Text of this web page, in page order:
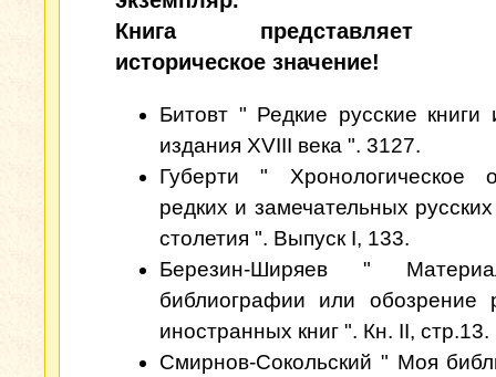
Книга представляет
историческое значение!
Битовт " Редкие русские книги
издания XVIII века ". 3127.
Губерти " Хронологическое
редких и замечательных
столетия ". Выпуск I, 133.
Березин-Ширяев "
библиографии или обозрение
иностранных книг ". Кн. II, стр.13.
Смирнов-Сокольский " Моя